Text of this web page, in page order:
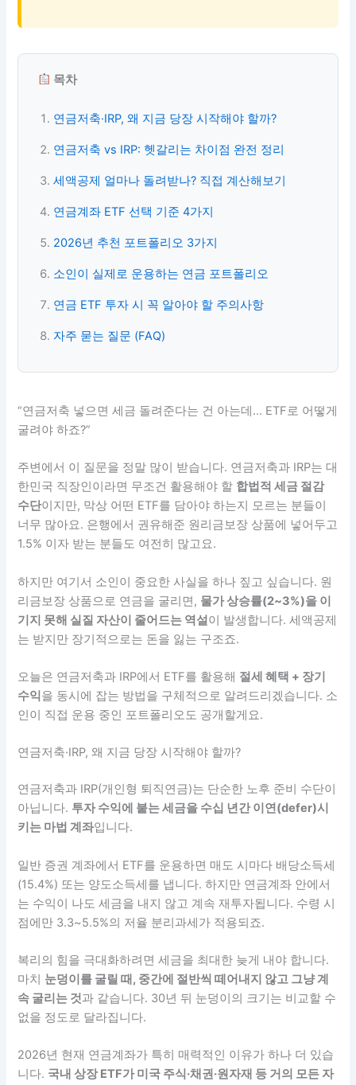
목차
연금저축·IRP, 왜 지금 당장 시작해야 할까?
연금저축 vs IRP: 헷갈리는 차이점 완전 정리
세액공제 얼마나 돌려받나? 직접 계산해보기
연금계좌 ETF 선택 기준 4가지
2026년 추천 포트폴리오 3가지
소인이 실제로 운용하는 연금 포트폴리오
연금 ETF 투자 시 꼭 알아야 할 주의사항
자주 묻는 질문 (FAQ)
“연금저축 넣으면 세금 돌려준다는 건 아는데… ETF로 어떻게
굴려야 하죠?”
주변에서 이 질문을 정말 많이 받습니다. 연금저축과 IRP는 대
한민국 직장인이라면 무조건 활용해야 할 합법적 세금 절감
수단이지만, 막상 어떤 ETF를 담아야 하는지 모르는 분들이
너무 많아요. 은행에서 권유해준 원리금보장 상품에 넣어두고
1.5% 이자 받는 분들도 여전히 많고요.
하지만 여기서 소인이 중요한 사실을 하나 짚고 싶습니다. 원
리금보장 상품으로 연금을 굴리면, 물가 상승률(2~3%)을 이
기지 못해 실질 자산이 줄어드는 역설이 발생합니다. 세액공제
는 받지만 장기적으로는 돈을 잃는 구조죠.
오늘은 연금저축과 IRP에서 ETF를 활용해 절세 혜택 + 장기
수익을 동시에 잡는 방법을 구체적으로 알려드리겠습니다. 소
인이 직접 운용 중인 포트폴리오도 공개할게요.
연금저축·IRP, 왜 지금 당장 시작해야 할까?
연금저축과 IRP(개인형 퇴직연금)는 단순한 노후 준비 수단이
아닙니다. 투자 수익에 붙는 세금을 수십 년간 이연(defer)시
키는 마법 계좌입니다.
일반 증권 계좌에서 ETF를 운용하면 매도 시마다 배당소득세
(15.4%) 또는 양도소득세를 냅니다. 하지만 연금계좌 안에서
는 수익이 나도 세금을 내지 않고 계속 재투자됩니다. 수령 시
점에만 3.3~5.5%의 저율 분리과세가 적용되죠.
복리의 힘을 극대화하려면 세금을 최대한 늦게 내야 합니다.
마치 눈덩이를 굴릴 때, 중간에 절반씩 떼어내지 않고 그냥 계
속 굴리는 것과 같습니다. 30년 뒤 눈덩이의 크기는 비교할 수
없을 정도로 달라집니다.
2026년 현재 연금계좌가 특히 매력적인 이유가 하나 더 있습
니다. 국내 상장 ETF가 미국 주식·채권·원자재 등 거의 모든 자